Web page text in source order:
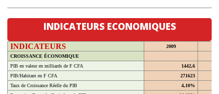
INDICATEURS ECONOMIQUES
INDICATEURS
2009
CROISSANCE ÉCONOMIQUE
PIB en valeur en milliards de F CFA
1442,6
PIB/Habitant en F CFA
271623
Taux de Croissance Réelle du PIB
4,10%
Formation Brute du Capital sur le PIB
14,10%